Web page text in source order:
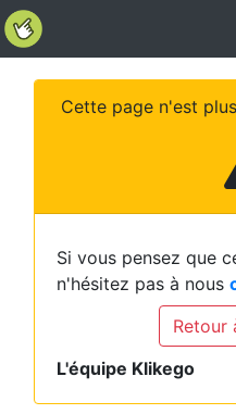
Cette page n'est
Si vous pensez que
n'hésitez pas à nous
Retour
L'équipe Klikego